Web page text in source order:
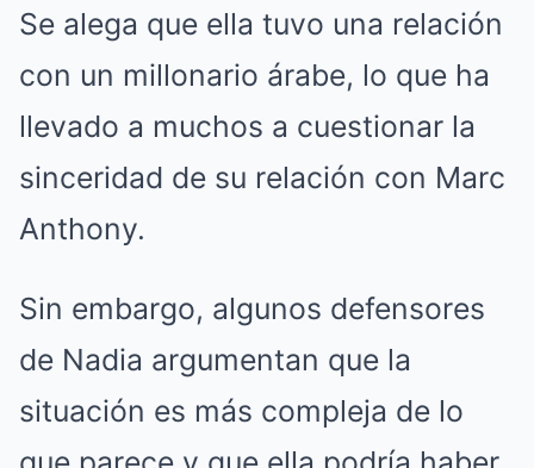
Se alega que ella tuvo una relación
con un millonario árabe, lo que ha
llevado a muchos a cuestionar la
sinceridad de su relación con Marc
Anthony.
Sin embargo, algunos defensores
de Nadia argumentan que la
situación es más compleja de lo